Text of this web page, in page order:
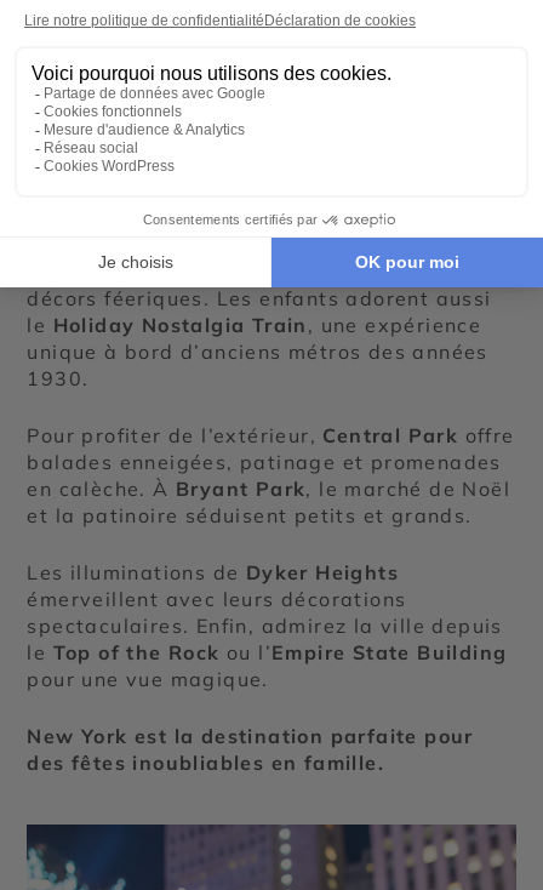
découvrirNew York en famille. La ville
propose une multitude d’activités adaptées à
tous, garantissant des souvenirs
mémorables.
Ne manquez pas le célèbre Radio City
, un spectacle
incontournable mêlant danse, musique et
décors féeriques. Les enfants adorent aussi
le Holiday Nostalgia Train , une expérience
unique à bord d’anciens métros des années
1930.
Pour profiter de l’extérieur, Central Park offre
balades enneigées, patinage et promenades
en calèche. À Bryant Park, le marché de Noël
et la patinoire séduisent petits et grands.
Les illuminations de Dyker Heights
émerveillent avec leurs décorations
spectaculaires. Enfin, admirez la ville depuis
le Top of the Rock ou l’Empire State Building
pour une vue magique.
New York est la destination parfaite pour
des fêtes inoubliables en famille.